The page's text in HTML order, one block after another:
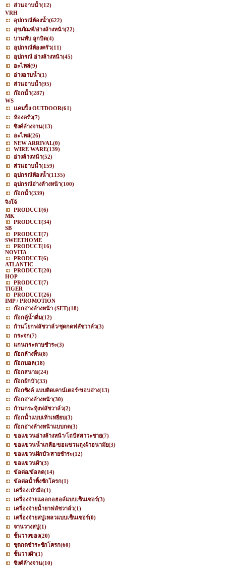
ส่วนอาบน้ำ(12)
VRH
อุปกรณ์ห้องน้ำ(622)
สุขภัณฑ์/อ่างล้างหน้า(22)
บานพับ ลูกบิด(4)
อุปกรณ์ห้องครัว(11)
อุปกรณ์ อ่างล้างหน้า(45)
อะไหล่(9)
อ่างอาบน้ำ(1)
ส่วนอาบน้ำ(95)
ก๊อกน้ำ(287)
WS
เเคมปิ้ง OUTDOOR(61)
ห้องครัว(7)
ซิงค์ล้างจาน(13)
อะไหล่(26)
NEW ARRIVAL(0)
WIRE WARE(139)
อ่างล้างหน้า(52)
ส่วนอาบน้ำ(159)
อุปกรณ์ห้องน้ำ(1135)
อุปกรณ์อ่างล้างหน้า(100)
ก๊อกน้ำ(339)
จิงโจ้
PRODUCT(6)
MK
PRODUCT(34)
SB
PRODUCT(7)
SWEETHOME
PRODUCT(16)
NOVITA
PRODUCT(6)
ATLANTIC
PRODUCT(20)
HOP
PRODUCT(7)
TIGER
PRODUCT(26)
IMP / PROMOTION
ก๊อกอ่างล้างหน้า (SET)(18)
ก๊อกตู้น้ำดื่ม(12)
ก้านโยกฟลัชวาล์ว/ชุดกดฟลัชวาล์ว(3)
กระจก(7)
แกนกระดาษชำระ(3)
ก๊อกล้างพื้น(8)
ก๊อกบอล(18)
ก๊อกสนาม(24)
ก๊อกฝักบัว(33)
ก๊อกซิงค์ แบบติดเคาน์เตอร์/ขอบอ่าง(13)
ก๊อกอ่างล้างหน้า(30)
ก้านกระทุ้งฟลัชวาล์ว(2)
ก๊อกน้ำแบบเท้าเหยียบ(3)
ก๊อกอ่างล้างหน้าแบบกด(3)
ขอแขวนอ่างล้างหน้า/โถปัสสาวะชาย(7)
ขอแขวนน้ำเกลือ/ขอแขวนถุงผ้าอนามัย(3)
ขอแขวนฝักบัว/สายชำระ(12)
ขอแขวนผ้า(3)
ข้อต่อ/ข้อลด(14)
ข้อต่อน้ำทิ้งชักโครก(1)
เครื่องเป่ามือ(1)
เครื่องจ่ายแอลกอฮอล์แบบเซ็นเซอร์(3)
เครื่องจ่ายน้ำยาฟลัชวาล์ว(1)
เครื่องจ่ายสบู่เหลวแบบเซ็นเซอร์(0)
จานวางสบู่(1)
ชั้นวางของ(20)
ชุดกดชำระชักโครก(60)
ชั้นวางผ้า(1)
ซิงค์ล้างจาน(10)